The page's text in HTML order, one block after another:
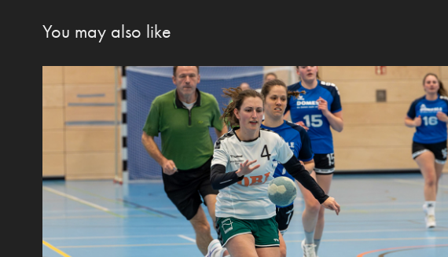
You may also like
HSG Odenwald-Bauland gegen TSV Weinsberg
2024